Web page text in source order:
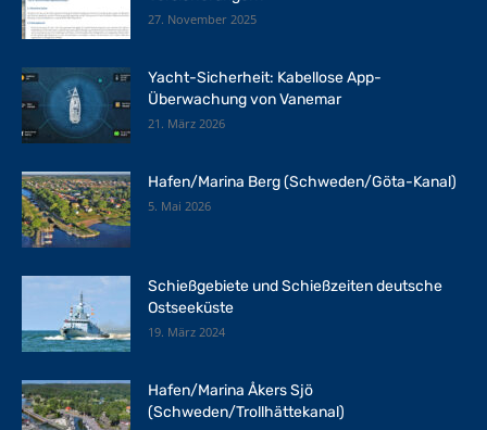
27. November 2025
Yacht-Sicherheit: Kabellose App-
Überwachung von Vanemar
21. März 2026
Hafen/Marina Berg (Schweden/Göta-Kanal)
5. Mai 2026
Schießgebiete und Schießzeiten deutsche
Ostseeküste
19. März 2024
Hafen/Marina Åkers Sjö
(Schweden/Trollhättekanal)